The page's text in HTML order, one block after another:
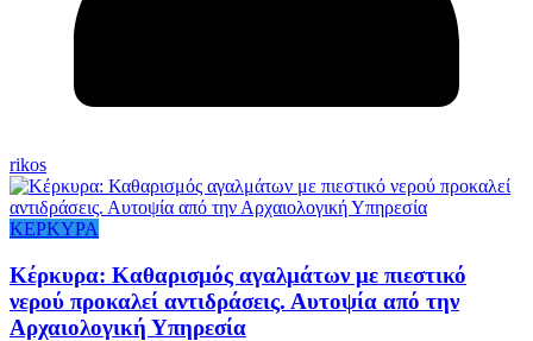
rikos
ΚΕΡΚΥΡΑ
Κέρκυρα: Καθαρισμός αγαλμάτων με πιεστικό
νερού προκαλεί αντιδράσεις. Αυτοψία από την
Αρχαιολογική Υπηρεσία